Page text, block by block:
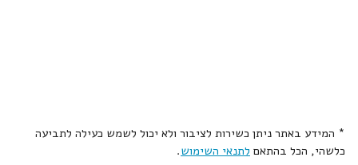
* המידע באתר ניתן כשירות לציבור ולא יכול לשמש כעילה לתביעה
כלשהי, הכל בהתאם לתנאי השימוש.